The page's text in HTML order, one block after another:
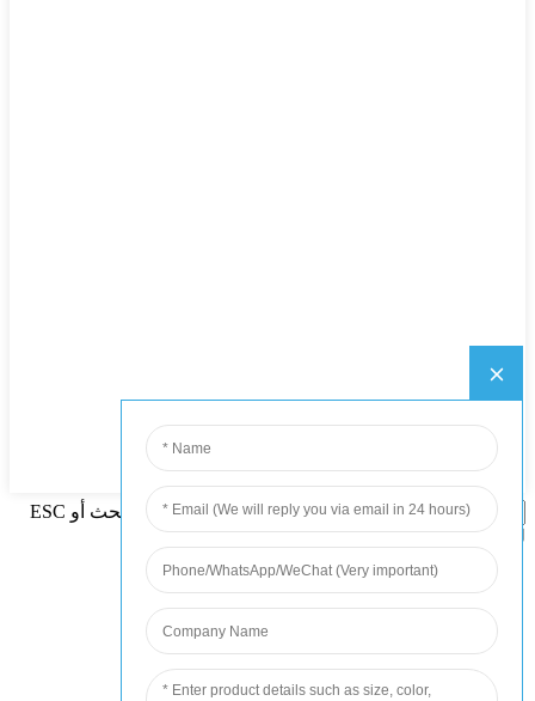
اضغط على Enter للبحث أو ESC
للإغلاق
English
French
Russian